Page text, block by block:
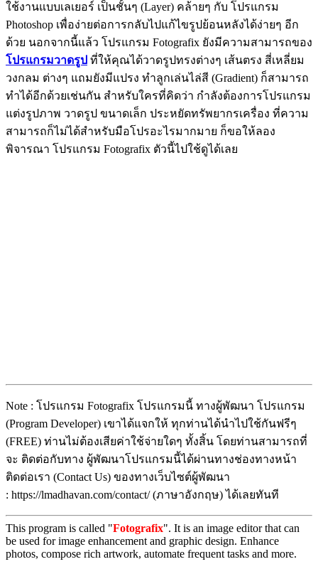
ใช้งานแบบเลเยอร์ เป็นชั้นๆ (Layer) คล้ายๆ กับ โปรแกรม
Photoshop เพื่อง่ายต่อการกลับไปแก้ไขรูปย้อนหลังได้ง่ายๆ อีก
ด้วย นอกจากนี้แล้ว โปรแกรม Fotografix ยังมีความสามารถของ
โปรแกรมวาดรูป ที่ให้คุณได้วาดรูปทรงต่างๆ เส้นตรง สี่เหลี่ยม
วงกลม ต่างๆ แถมยังมีแปรง ทำลูกเล่นไล่สี (Gradient) ก็สามารถ
ทำได้อีกด้วยเช่นกัน สำหรับใครที่คิดว่า กำลังต้องการโปรแกรม
แต่งรูปภาพ วาดรูป ขนาดเล็ก ประหยัดทรัพยากรเครื่อง ที่ความ
สามารถก็ไม่ได้สำหรับมือโปรอะไรมากมาย ก็ขอให้ลอง
พิจารณา โปรแกรม Fotografix ตัวนี้ไปใช้ดูได้เลย
Note : โปรแกรม Fotografix โปรแกรมนี้ ทางผู้พัฒนา โปรแกรม
(Program Developer) เขาได้แจกให้ ทุกท่านได้นำไปใช้กันฟรีๆ
(FREE) ท่านไม่ต้องเสียค่าใช้จ่ายใดๆ ทั้งสิ้น โดยท่านสามารถที่
จะ ติดต่อกับทาง ผู้พัฒนาโปรแกรมนี้ได้ผ่านทางช่องทางหน้า
ติดต่อเรา (Contact Us) ของทางเว็บไซต์ผู้พัฒนา
: https://lmadhavan.com/contact/ (ภาษาอังกฤษ) ได้เลยทันที
This program is called "Fotografix". It is an image editor that can
be used for image enhancement and graphic design. Enhance
photos, compose rich artwork, automate frequent tasks and more.